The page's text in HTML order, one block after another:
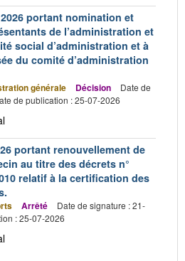
portant nomination et
de l’administration et
social d’administration et à
du comité d’administration
générale Décision
Date de
de publication : 25-07-2026
portant renouvellement de
au titre des décrets n°
relatif à la certification des
Arrêté
Date de signature : 21-
: 25-07-2026